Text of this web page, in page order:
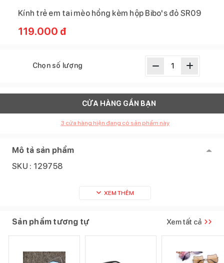
Kính trẻ em tai mèo hồng kèm hộp Bibo's đỏ SR09
119.000 đ
Chọn số lượng
CỬA HÀNG GẦN BẠN
3 cửa hàng hiện đang có sản phẩm này
Mô tả sản phẩm
SKU : 129758
XEM THÊM
Sản phẩm tương tự Xem tất cả